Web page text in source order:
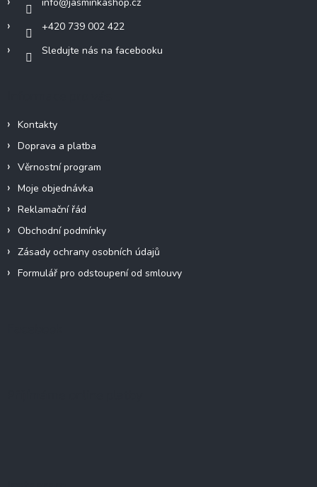
+420 739 002 422
Sledujte nás na facebooku
Kontakty
Doprava a platba
Věrnostní program
Moje objednávka
Reklamační řád
Obchodní podmínky
Zásady ochrany osobních údajů
Formulář pro odstoupení od smlouvy